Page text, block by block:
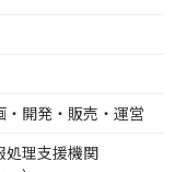
開発・販売・運営
処理支援機関